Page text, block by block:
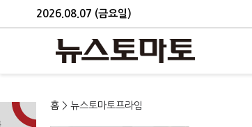
2026.08.07 (금요일)
홈 > 뉴스토마토프라임